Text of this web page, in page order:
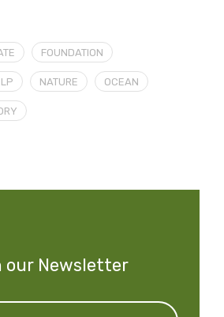
FOUNDATION
NATURE OCEAN
our Newsletter